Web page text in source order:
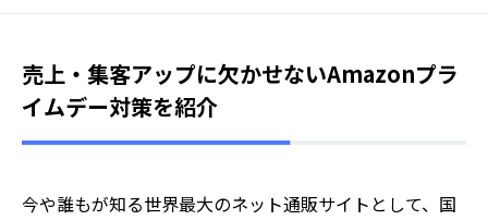
売上・集客アップに欠かせないAmazonプラ
イムデー対策を紹介
今や誰もが知る世界最大のネット通販サイトとして、国